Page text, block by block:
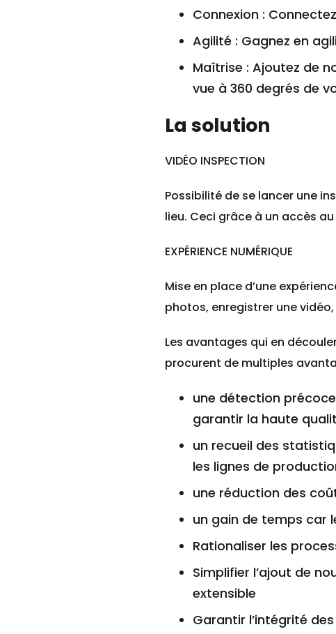
Connexion :
Agilité : Gagnez en
Maîtrise : Ajoutez de
vue à 360 degrés de
La solution
VIDÉO INSPECTION
Possibilité de se lancer une
lieu. Ceci grâce à un accès
EXPÉRIENCE NUMÉRIQUE
Mise en place d’une
photos, enregistrer une
Les avantages qui en
procurent de multiples
une détection
garantir la haute
un recueil des
les lignes de
une réduction des
un gain de temps car
Rationaliser les
Simplifier l’ajout de
extensible
Garantir l’intégrité